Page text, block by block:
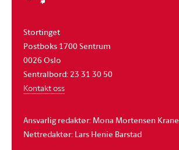
Stortinget
Postboks 1700 Sentrum
0026 Oslo
Sentralbord: 23 31 30 50
Kontakt oss
Ansvarlig redaktør: Mona Mortensen Krane
Nettredaktør: Lars Henie Barstad